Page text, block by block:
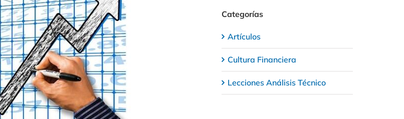
Categorías
Artículos
Cultura Financiera
Lecciones Análisis Técnico